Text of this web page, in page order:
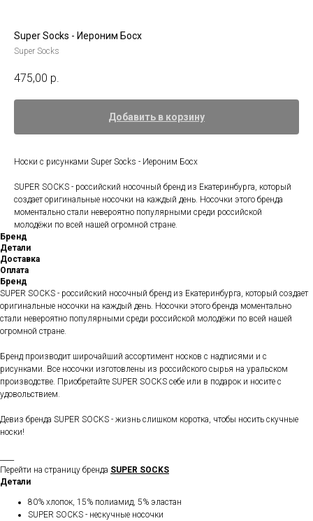
Super Socks - Иероним Босх
Super Socks
475,00 р.
Добавить в корзину
Носки с рисунками Super Socks - Иероним Босх
SUPER SOCKS - российский носочный бренд из Екатеринбурга, который
создает оригинальные носочки на каждый день. Носочки этого бренда
моментально стали невероятно популярными среди российской
молодёжи по всей нашей огромной стране.
Бренд
Детали
Доставка
Оплата
Бренд
SUPER SOCKS - российский носочный бренд из Екатеринбурга, который создает
оригинальные носочки на каждый день. Носочки этого бренда моментально
стали невероятно популярными среди российской молодёжи по всей нашей
огромной стране.
Бренд производит широчайший ассортимент носков с надписями и с
рисунками. Все носочки изготовлены из российского сырья на уральском
производстве. Приобретайте SUPER SOCKS себе или в подарок и носите с
удовольствием.
Девиз бренда SUPER SOCKS - жизнь слишком коротка, чтобы носить скучные
носки!
Перейти на страницу бренда SUPER SOCKS
Детали
80% хлопок, 15% полиамид, 5% эластан
SUPER SOCKS - нескучные носочки